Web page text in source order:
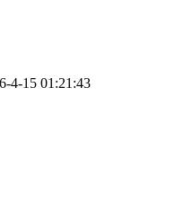
4-15 01:21:43